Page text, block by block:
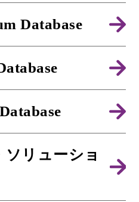
Database
リューショ